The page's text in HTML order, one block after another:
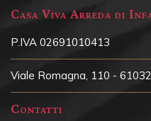
Casa Viva Arreda di
P.IVA 02691010413
Viale Romagna, 110 -
Contatti